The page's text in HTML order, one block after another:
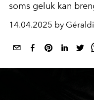
soms geluk kan
14.04.2025 by